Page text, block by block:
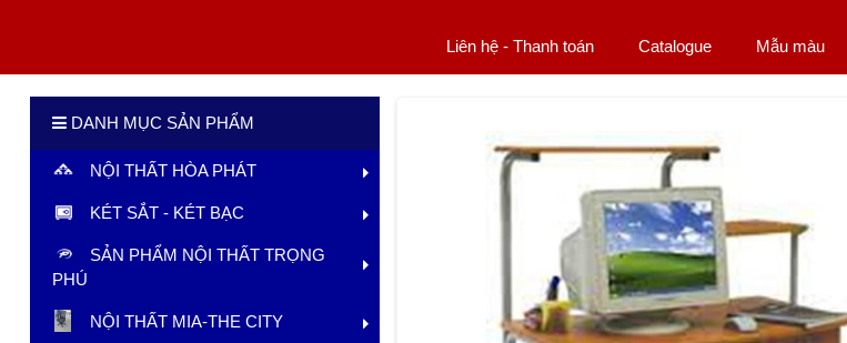
Liên hệ - Thanh toán Catalogue Mẫu màu
DANH MỤC SẢN PHẨM
NỘI THẤT HÒA PHÁT
KÉT SẮT - KÉT BẠC
SẢN PHẨM NỘI THẤT TRỌNG
PHÚ
NỘI THẤT MIA-THE CITY